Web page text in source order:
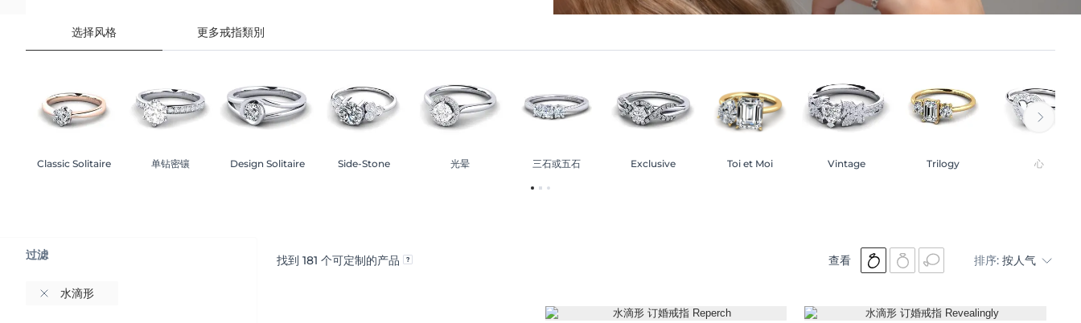
选择风格
Classic Solitaire 单钻密镶 Design Solitaire Side-Stone 光晕 三石或五石 Exclusive Toi et Moi Vintage Trilogy 心
更多戒指類別
找到 181 个可定制的产品 查看 排序: 按人气
过滤
水滴形